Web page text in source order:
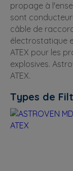
propage à
sont
câble de
électrostatique
ATEX pour les
explosives.
ATEX.
Types de